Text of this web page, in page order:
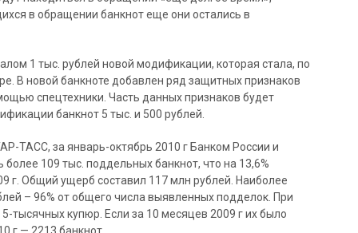
в обращении банкнот еще они остались в
1 тыс. рублей новой модификации, которая стала, по
В новой банкноте добавлен ряд защитных признаков
спецтехники. Часть данных признаков будет
банкнот 5 тыс. и 500 рублей.
ТАСС, за январь-октябрь 2010 г Банком России и
109 тыс. поддельных банкнот, что на 13,6%
г. Общий ущерб составил 117 млн рублей. Наиболее
– 96% от общего числа выявленных подделок. При
купюр. Если за 10 месяцев 2009 г их было